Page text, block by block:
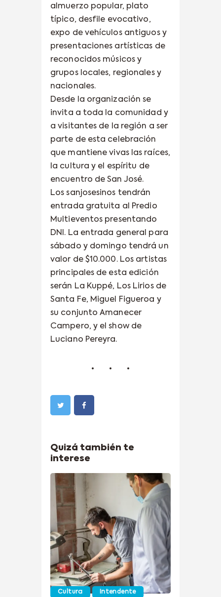
almuerzo popular, plato
típico, desfile evocativo,
expo de vehículos antiguos y
presentaciones artísticas de
reconocidos músicos y
grupos locales, regionales y
nacionales.
Desde la organización se
invita a toda la comunidad y
a visitantes de la región a ser
parte de esta celebración
que mantiene vivas las raíces,
la cultura y el espíritu de
encuentro de San José.
Los sanjosesinos tendrán
entrada gratuita al Predio
Multieventos presentando
DNI. La entrada general para
sábado y domingo tendrá un
valor de $10.000. Los artistas
principales de esta edición
serán La Kuppé, Los Lirios de
Santa Fe, Miguel Figueroa y
su conjunto Amanecer
Campero, y el show de
Luciano Pereyra.
Quizá también te
interese
Cultura Intendente